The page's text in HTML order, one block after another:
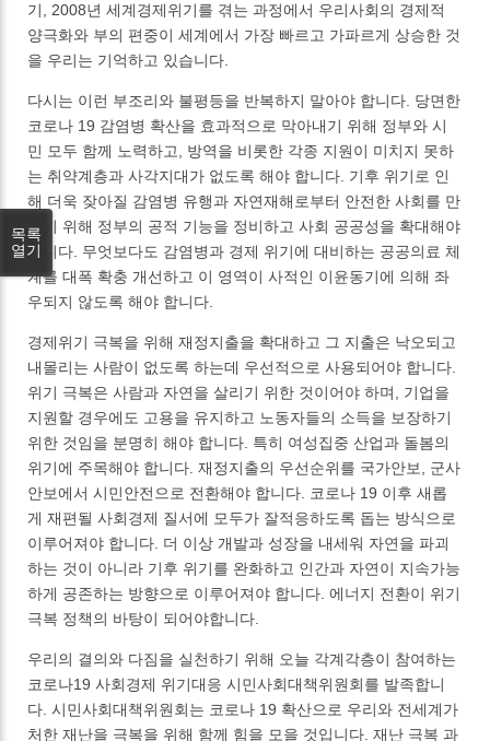
기, 2008년 세계경제위기를 겪는 과정에서 우리사회의 경제적
양극화와 부의 편중이 세계에서 가장 빠르고 가파르게 상승한 것
을 우리는 기억하고 있습니다.
다시는 이런 부조리와 불평등을 반복하지 말아야 합니다. 당면한
코로나 19 감염병 확산을 효과적으로 막아내기 위해 정부와 시
민 모두 함께 노력하고, 방역을 비롯한 각종 지원이 미치지 못하
는 취약계층과 사각지대가 없도록 해야 합니다. 기후 위기로 인
해 더욱 잦아질 감염병 유행과 자연재해로부터 안전한 사회를 만
들기 위해 정부의 공적 기능을 정비하고 사회 공공성을 확대해야
합니다. 무엇보다도 감염병과 경제 위기에 대비하는 공공의료 체
계를 대폭 확충 개선하고 이 영역이 사적인 이윤동기에 의해 좌
우되지 않도록 해야 합니다.
경제위기 극복을 위해 재정지출을 확대하고 그 지출은 낙오되고
내몰리는 사람이 없도록 하는데 우선적으로 사용되어야 합니다.
위기 극복은 사람과 자연을 살리기 위한 것이어야 하며, 기업을
지원할 경우에도 고용을 유지하고 노동자들의 소득을 보장하기
위한 것임을 분명히 해야 합니다. 특히 여성집중 산업과 돌봄의
위기에 주목해야 합니다. 재정지출의 우선순위를 국가안보, 군사
안보에서 시민안전으로 전환해야 합니다. 코로나 19 이후 새롭
게 재편될 사회경제 질서에 모두가 잘적응하도록 돕는 방식으로
이루어져야 합니다. 더 이상 개발과 성장을 내세워 자연을 파괴
하는 것이 아니라 기후 위기를 완화하고 인간과 자연이 지속가능
하게 공존하는 방향으로 이루어져야 합니다. 에너지 전환이 위기
극복 정책의 바탕이 되어야합니다.
우리의 결의와 다짐을 실천하기 위해 오늘 각계각층이 참여하는
코로나19 사회경제 위기대응 시민사회대책위원회를 발족합니
다. 시민사회대책위원회는 코로나 19 확산으로 우리와 전세계가
처한 재난을 극복을 위해 함께 힘을 모을 것입니다. 재난 극복 과
목록
열기